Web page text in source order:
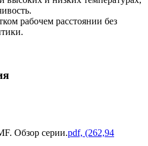
рабочем расстоянии без
Обзор серии.pdf, (262,94